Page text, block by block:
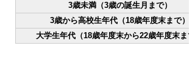
3歳未満（3歳の誕生月まで）
3歳から高校生年代（18歳年度末まで）
大学生年代（18歳年度末から22歳年度末まで